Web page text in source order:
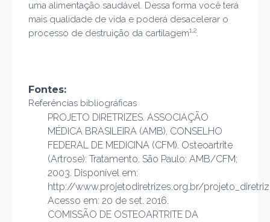
uma alimentação saudável. Dessa forma você terá
mais qualidade de vida e poderá desacelerar o
processo de destruição da cartilagem1,2.
Fontes:
Referências bibliográficas
PROJETO DIRETRIZES. ASSOCIAÇÃO
MÉDICA BRASILEIRA (AMB), CONSELHO
FEDERAL DE MEDICINA (CFM). Osteoartrite
(Artrose): Tratamento. São Paulo: AMB/CFM;
2003. Disponível em:
http://www.projetodiretrizes.org.br/
Acesso em: 20 de set. 2016.
COMISSÃO DE OSTEOARTRITE DA